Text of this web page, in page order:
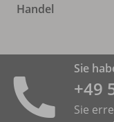
Handel
Sie
+49
Sie